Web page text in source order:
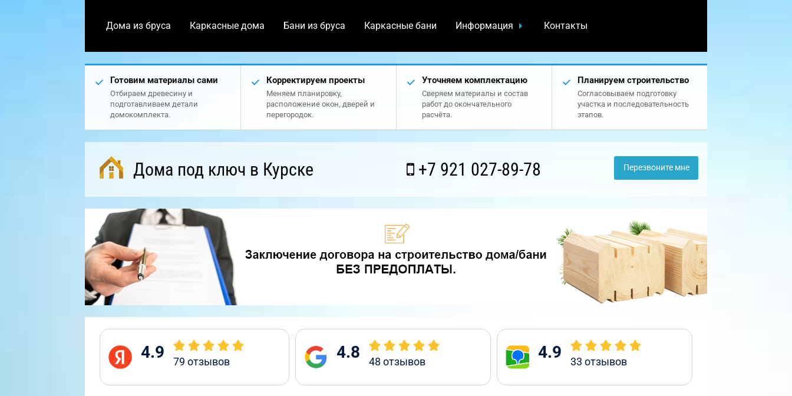
Дома из бруса Каркасные дома Бани из бруса Каркасные бани Информация Контакты
Готовим материалы сами
Отбираем древесину и
подготавливаем детали
домокомплекта.
Корректируем проекты
Меняем планировку,
расположение окон, дверей и
перегородок.
Уточняем комплектацию
Сверяем материалы и состав
работ до окончательного
расчёта.
Планируем строительство
Согласовываем подготовку
участка и последовательность
этапов.
Дома под ключ в Курске +7 921 027-89-78 Перезвоните мне
4.9 79 отзывов 4.8 48 отзывов 4.9 33 отзывов